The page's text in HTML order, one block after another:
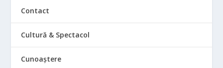
Contact
Cultură & Spectacol
Cunoaștere